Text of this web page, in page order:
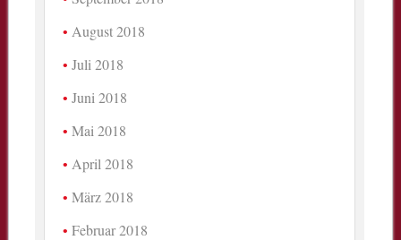
August 2018
Juli 2018
Juni 2018
Mai 2018
April 2018
März 2018
Februar 2018